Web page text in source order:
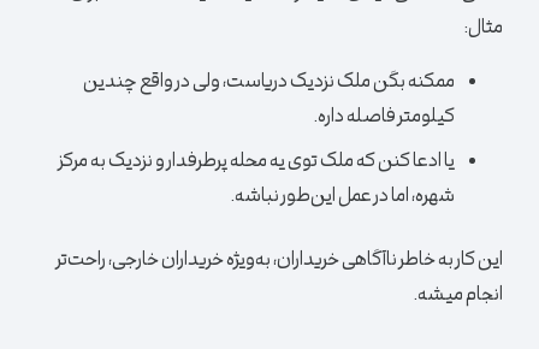
مثال:
ممکنه بگن ملک نزدیک دریاست، ولی در واقع چندین
کیلومتر فاصله داره.
یا ادعا کنن که ملک توی یه محله پرطرفدار و نزدیک به مرکز
شهره، اما در عمل این‌طور نباشه.
این کار به خاطر ناآگاهی خریداران، به‌ویژه خریداران خارجی، راحت‌تر
انجام میشه.